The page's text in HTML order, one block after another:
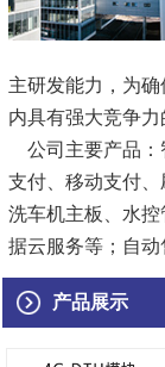
主研发能力，为
内具有强大竞争力
公司主要产品：
支付、移动支付
洗车机主板、水
据云服务等；自
出，合理的电路
产品展示